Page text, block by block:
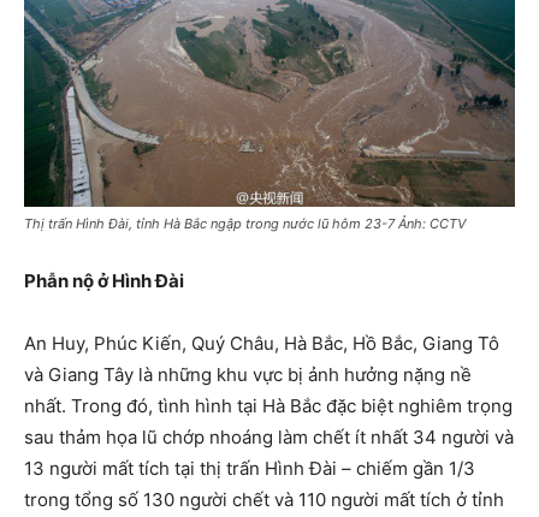
Thị trấn Hình Đài, tỉnh Hà Bắc ngập trong nước lũ hôm 23-7 Ảnh: CCTV
Phẫn nộ ở Hình Đài
An Huy, Phúc Kiến, Quý Châu, Hà Bắc, Hồ Bắc, Giang Tô
và Giang Tây là những khu vực bị ảnh hưởng nặng nề
nhất. Trong đó, tình hình tại Hà Bắc đặc biệt nghiêm trọng
sau thảm họa lũ chớp nhoáng làm chết ít nhất 34 người và
13 người mất tích tại thị trấn Hình Đài – chiếm gần 1/3
trong tổng số 130 người chết và 110 người mất tích ở tỉnh